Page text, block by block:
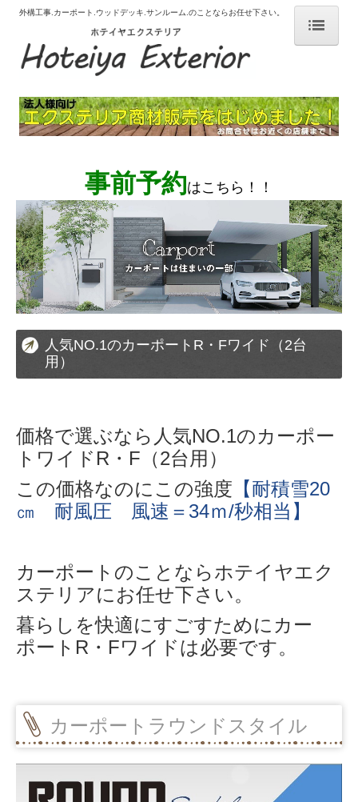
# ホーム
# 選ばれる理由
# はじめての外構工事
カーポート サイクルポート
デッキ
テラス
テラス囲い ガーデンルーム
フェンス ブロック
車庫まわり カーゲート
物置
ガレージ
外構工事事例
# ショールーム
車庫まわり
カーポート（１台用）
カーポート（２台用）
カーポート（３台用）
外構工事.カーポート.ウッドデッキ.サンルーム.のことならお任せ下さい。
事前予約はこちら！！
人気NO.1のカーポートR・Fワイド（2台
用）
価格で選ぶなら人気NO.1のカーポー
トワイドR・F（2台用）
この価格なのにこの強度 【耐積雪20
㎝ 耐風圧 風速＝34ｍ/秒相当】
カーポートのことならホテイヤエク
ステリアにお任せ下さい。
暮らしを快適にすごすためにカー
ポートR・Fワイドは必要です。
カーポートラウンドスタイル